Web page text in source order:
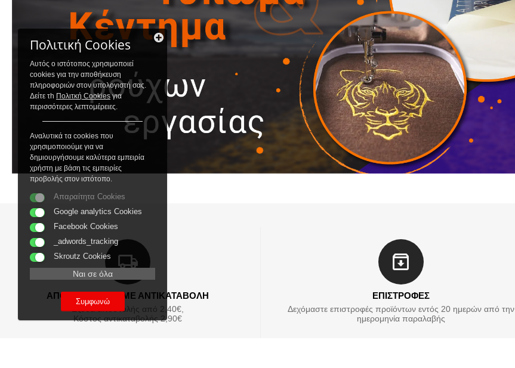
ΑΠΟΣΤΟΛΕΣ ΚΑΙ ΜΕ ΑΝΤΙΚΑΤΑΒΟΛΗ
Εξοδα αποστολής από 2,40€,
Κόστος αντικαταβολής 2,90€
ΕΠΙΣΤΡΟΦΕΣ
Δεχόμαστε επιστροφές προϊόντων εντός 20 ημερών από την
ημερομηνία παραλαβής
Πολιτική Cookies
Αυτός ο ιστότοπος χρησιμοποιεί
cookies για την αποθήκευση
πληροφοριών στον υπολογιστή σας.
Δείτε τh Πολιτκή Cookiesγια
περισσότερες λεπτομέρειες.
Αναλυτικά τα cookies που
χρησιμοποιούμε για να
δημιουργήσουμε καλύτερα εμπειρία
χρήστη με βάση τις εμπειρίες
προβολής στον ιστότοπο.
Απαραίτητα Cookies
Google analytics Cookies
Facebook Cookies
_adwords_tracking
Skroutz Cookies
Ναι σε όλα
Συμφωνώ